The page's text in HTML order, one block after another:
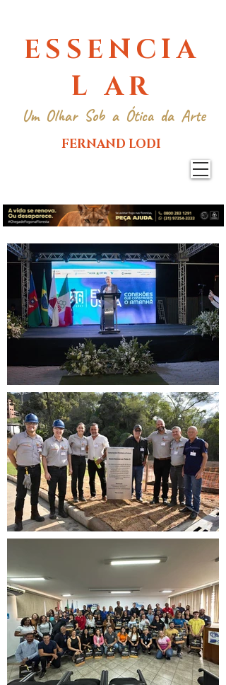
ESSENCIA
L AR
Um Olhar Sob a Ótica da Arte
FERNAND LODI